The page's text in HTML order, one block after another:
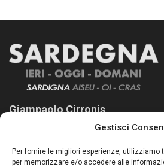
Gestisci
Per fornire le migliori esperienze, utilizziamo
per memorizzare e/o accedere alle
Giampaolo Cirronis
Sardegna Ieri-Oggi-Domani nasce per
lettori su quanto accade in Sardegna,
nostro passato e, soprattutto, al nostro